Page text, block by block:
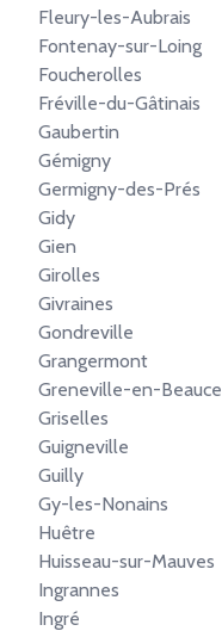
Fleury-les-Aubrais
Fontenay-sur-Loing
Foucherolles
Fréville-du-Gâtinais
Gaubertin
Gémigny
Germigny-des-Prés
Gidy
Gien
Girolles
Givraines
Gondreville
Grangermont
Greneville-en-Beauce
Griselles
Guigneville
Guilly
Gy-les-Nonains
Huêtre
Huisseau-sur-Mauves
Ingrannes
Ingré